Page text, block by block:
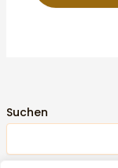
Suchen